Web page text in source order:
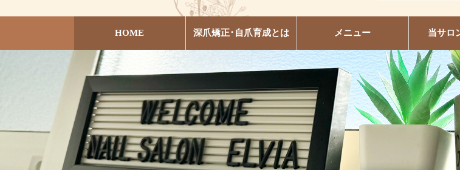
HOME 深爪矯正･自爪育成とは メニュー 当サロ